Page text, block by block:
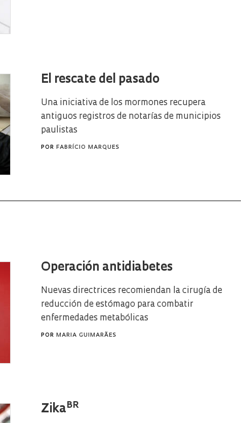
El rescate del pasado
Una iniciativa de los mormones recupera
antiguos registros de notarías de municipios
paulistas
POR FABRÍCIO MARQUES
Operación antidiabetes
Nuevas directrices recomiendan la cirugía de
reducción de estómago para combatir
enfermedades metabólicas
POR MARIA GUIMARÃES
ZikaBR